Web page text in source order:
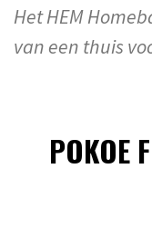
Het HEM
van een thuis
POKOE